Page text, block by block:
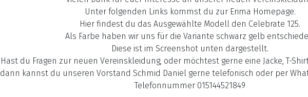
Unter folgenden Links kommst du zur Erima Homepage.
Hier findest du das Ausgewählte Modell den Celebrate 125.
Als Farbe haben wir uns für die Variante schwarz gelb
Diese ist im Screenshot unten dargestellt.
Hast du Fragen zur neuen Vereinskleidung, oder möchtest gerne eine Jacke, T-
dann kannst du unseren Vorstand Schmid Daniel gerne telefonisch oder per
Telefonnummer 015144521849